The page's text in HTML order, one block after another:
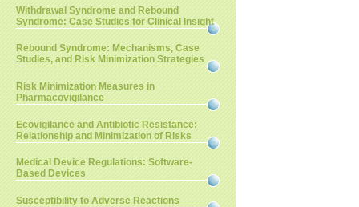
Withdrawal Syndrome and Rebound
Syndrome: Case Studies for Clinical Insight
Rebound Syndrome: Mechanisms, Case
Studies, and Risk Minimization Strategies
Risk Minimization Measures in
Pharmacovigilance
Ecovigilance and Antibiotic Resistance:
Relationship and Minimization of Risks
Medical Device Regulations: Software-
Based Devices
Susceptibility to Adverse Reactions